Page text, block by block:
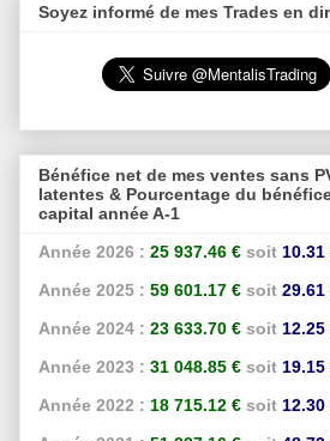
Soyez informé de mes Trades en
Bénéfice net de mes ventes sans
latentes & Pourcentage du
capital année A-1
Année 2026 : 25 937.46 € soit 10.31
Année 2025 : 59 601.17 € soit 29.61
Année 2024 : 23 633.70 € soit 12.25
Année 2023 : 31 048.85 € soit 19.15
Année 2022 : 18 715.12 € soit 12.30